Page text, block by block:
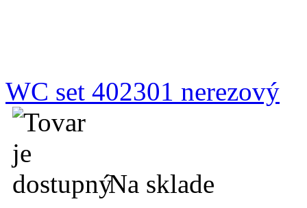
WC set 402301 nerezový
Na sklade